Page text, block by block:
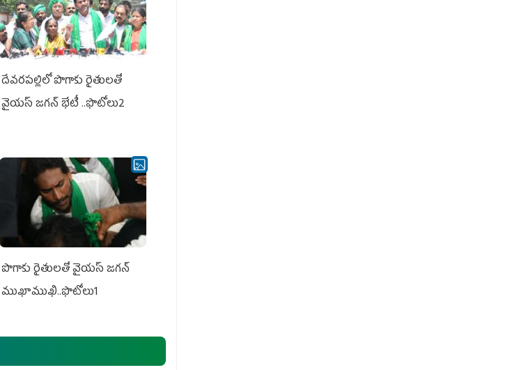
దేవరపల్లిలో పొగాకు రైతులతో
వైయస్ జగన్ భేటీ ..ఫొటోలు2
పొగాకు రైతుల‌తో వైయ‌స్ జ‌గ‌న్
ముఖాముఖి..ఫొటోలు1